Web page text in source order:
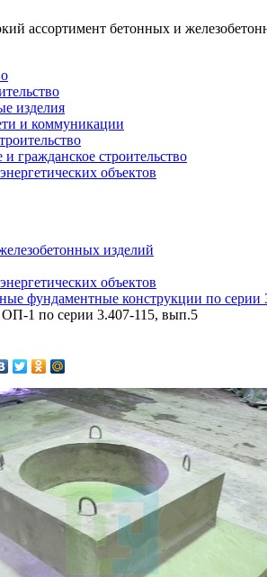
ассортимент бетонных и
изделия
и коммуникации
гражданское строительство
объектов
изделий
объектов
фундаментные конструкции по серии
1 по серии 3.407-115, вып.5